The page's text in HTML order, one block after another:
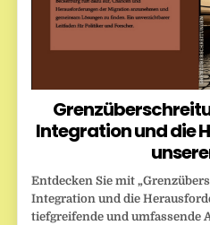
Integration und die
Entdecken Sie mit
Integration und die
tiefgreifende und umfassende